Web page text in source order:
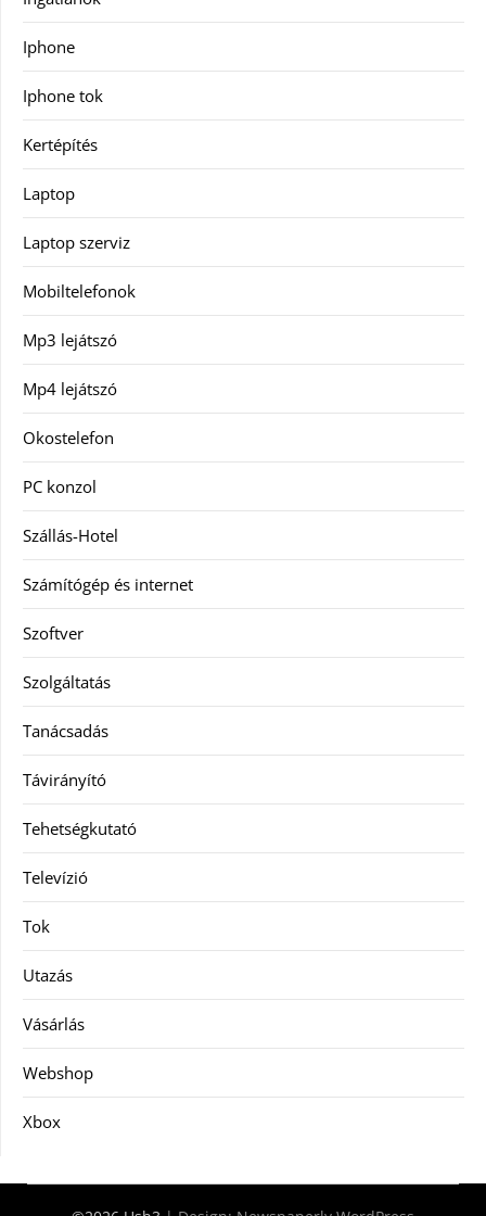
Iphone
Iphone tok
Kertépítés
Laptop
Laptop szerviz
Mobiltelefonok
Mp3 lejátszó
Mp4 lejátszó
Okostelefon
PC konzol
Szállás-Hotel
Számítógép és internet
Szoftver
Szolgáltatás
Tanácsadás
Távirányító
Tehetségkutató
Televízió
Tok
Utazás
Vásárlás
Webshop
Xbox